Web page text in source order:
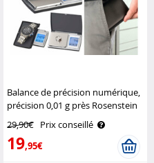
Balance de précision numérique,
précision 0,01 g près Rosenstein
29,90€ Prix conseillé
19,95€